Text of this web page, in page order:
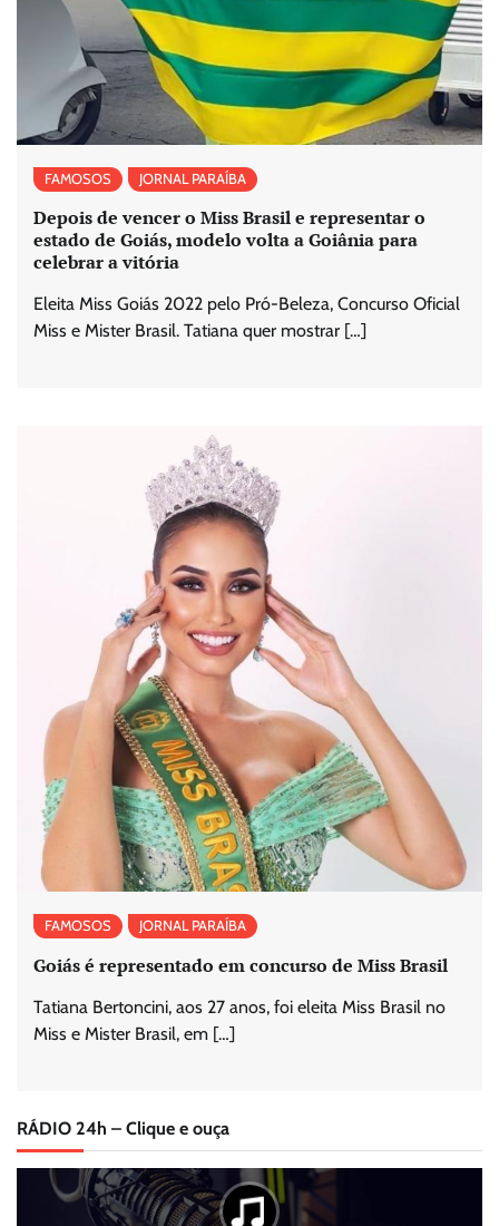
FAMOSOS JORNAL PARAÍBA
Depois de vencer o Miss Brasil e representar o
estado de Goiás, modelo volta a Goiânia para
celebrar a vitória
Eleita Miss Goiás 2022 pelo Pró-Beleza, Concurso Oficial
Miss e Mister Brasil. Tatiana quer mostrar […]
FAMOSOS JORNAL PARAÍBA
Goiás é representado em concurso de Miss Brasil
Tatiana Bertoncini, aos 27 anos, foi eleita Miss Brasil no
Miss e Mister Brasil, em […]
RÁDIO 24h – Clique e ouça